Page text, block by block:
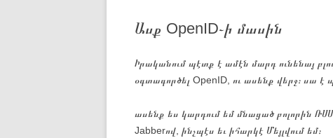
Ասք OpenID֊ի մասին
Իրականում պէտք է ամէն մարդ ունենայ
օգտագործել OpenID, ու ասենք վերջ։ սա
ասենք ես կարդում եմ մնացած բոլորին
Jabberով, ինչպէս եւ իհարկէ Մեյլվում եմ։